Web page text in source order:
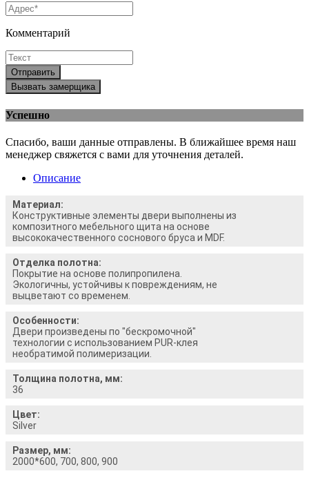
Комментарий
Отправить
Вызвать замерщика
Успешно
Спасибо, ваши данные отправлены. В ближайшее время наш
менеджер свяжется с вами для уточнения деталей.
Описание
Материал:
Конструктивные элементы двери выполнены из
композитного мебельного щита на основе
высококачественного соснового бруса и MDF.
Отделка полотна:
Покрытие на основе полипропилена.
Экологичны, устойчивы к повреждениям, не
выцветают со временем.
Особенности:
Двери произведены по "бескромочной"
технологии с использованием PUR-клея
необратимой полимеризации.
Толщина полотна, мм:
36
Цвет:
Silver
Размер, мм:
2000*600, 700, 800, 900